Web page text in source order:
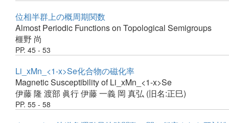
位相半群上の概周期関数
Almost Periodic Functions on Topological Semigroups
榧野 尚
PP. 45 - 53
Li_xMn_<1-x>Se化合物の磁化率
Magnetic Susceptibility of Li_xMn_<1-x>Se
伊藤 隆 渡部 眞行伊藤 一義 岡 真弘 (旧名:正巳)
PP. 55 - 58